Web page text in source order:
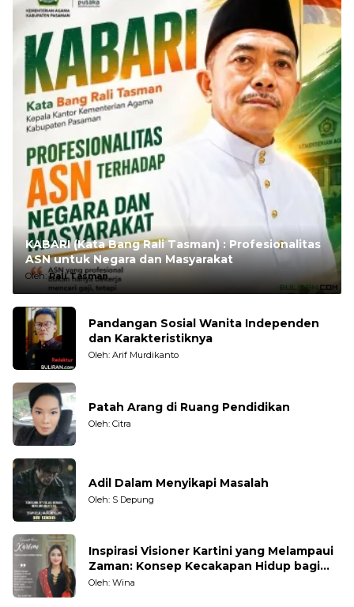
KABARI (Kata Bang Rali Tasman) : Profesionalitas
ASN untuk Negara dan Masyarakat
Oleh:Rali Tasman
Pandangan Sosial Wanita Independen
dan Karakteristiknya
Oleh: Arif Murdikanto
Patah Arang di Ruang Pendidikan
Oleh: Citra
Adil Dalam Menyikapi Masalah
Oleh: S Depung
Inspirasi Visioner Kartini yang Melampaui
Zaman: Konsep Kecakapan Hidup bagi
Generasi Muda
Oleh: Wina